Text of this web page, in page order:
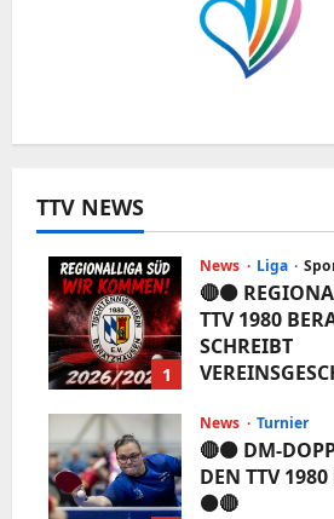
TTV NEWS
1
News Liga
🔴⚫️
TTV 1980
SCHREIBT
News Turnier
🔴⚫️ DM-
DEN TTV
⚫️🔴